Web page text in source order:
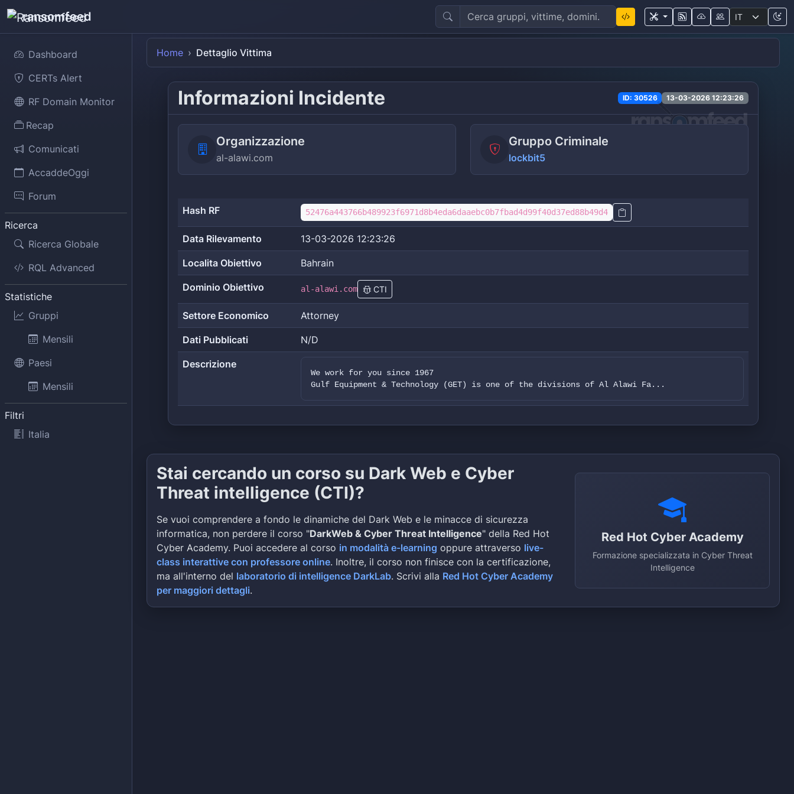
ransomfeed
Dashboard
CERTs Alert
RF Domain Monitor
Recap
Comunicati
AccaddeOggi
Forum
Ricerca
Ricerca Globale
RQL Advanced
Statistiche
Gruppi
Mensili
Paesi
Mensili
Filtri
Italia
Home Dettaglio Vittima
Informazioni Incidente ID: 30526 13-03-2026 12:23:26
Organizzazione
al-alawi.com
Gruppo Criminale
lockbit5
Hash RF 52476a443766b489923f6971d8b4eda6daaebc0b7fbad4d99f40d37ed88b49d4
Data Rilevamento 13-03-2026 12:23:26
Localita Obiettivo Bahrain
Dominio Obiettivo al-alawi.com CTI
Settore Economico Attorney
Dati Pubblicati N/D
Descrizione
We work for you since 1967
Gulf Equipment & Technology (GET) is one of the divisions of Al Alawi Fa...
Stai cercando un corso su Dark Web e Cyber
Threat intelligence (CTI)?
Se vuoi comprendere a fondo le dinamiche del Dark Web e le minacce di sicurezza
informatica, non perdere il corso "DarkWeb & Cyber Threat Intelligence" della Red Hot
Cyber Academy. Puoi accedere al corso in modalità e-learning oppure attraverso live-
class interattive con professore online. Inoltre, il corso non finisce con la certificazione,
ma all'interno del laboratorio di intelligence DarkLab. Scrivi alla Red Hot Cyber Academy
per maggiori dettagli.
Red Hot Cyber Academy
Formazione specializzata in Cyber Threat
Intelligence